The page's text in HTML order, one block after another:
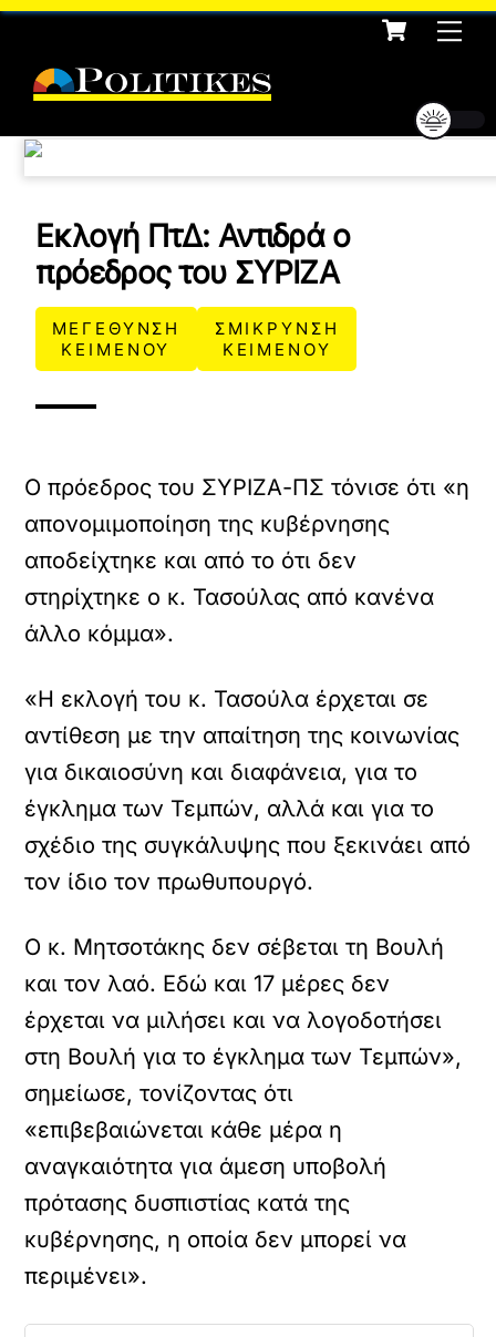
Skip
content
Cart
Εκλογή ΠτΔ: Αντιδρά ο
πρόεδρος του ΣΥΡΙΖΑ
ΜΕΓΕΘΥΝΣΗ
ΚΕΙΜΕΝΟΥ
ΣΜΙΚΡΥΝΣΗ
ΚΕΙΜΕΝΟΥ
Ο πρόεδρος του ΣΥΡΙΖΑ-ΠΣ τόνισε ότι «η
απονομιμοποίηση της κυβέρνησης
αποδείχτηκε και από το ότι δεν
στηρίχτηκε ο κ. Τασούλας από κανένα
άλλο κόμμα».
«Η εκλογή του κ. Τασούλα έρχεται σε
αντίθεση με την απαίτηση της κοινωνίας
για δικαιοσύνη και διαφάνεια, για το
έγκλημα των Τεμπών, αλλά και για το
σχέδιο της συγκάλυψης που ξεκινάει από
τον ίδιο τον πρωθυπουργό.
Ο κ. Μητσοτάκης δεν σέβεται τη Βουλή
και τον λαό. Εδώ και 17 μέρες δεν
έρχεται να μιλήσει και να λογοδοτήσει
στη Βουλή για το έγκλημα των Τεμπών»,
σημείωσε, τονίζοντας ότι
«επιβεβαιώνεται κάθε μέρα η
αναγκαιότητα για άμεση υποβολή
πρότασης δυσπιστίας κατά της
κυβέρνησης, η οποία δεν μπορεί να
περιμένει».